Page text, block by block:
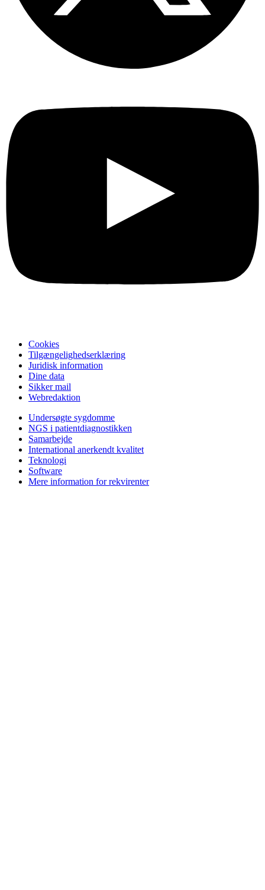
Cookies
Tilgængelighedserklæring
Juridisk information
Dine data
Sikker mail
Webredaktion
Undersøgte sygdomme
NGS i patientdiagnostikken
Samarbejde
International anerkendt kvalitet
Teknologi
Software
Mere information for rekvirenter